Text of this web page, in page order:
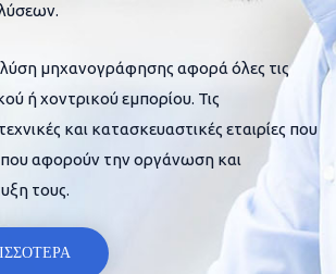
μηχανογράφησης αφορά όλες τις
ή χοντρικού εμπορίου. Τις
και κατασκευαστικές εταιρίες που
που αφορούν την οργάνωση και
τους.